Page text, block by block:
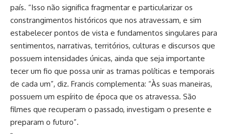
país. “Isso não significa fragmentar e particularizar os
constrangimentos históricos que nos atravessam, e sim
estabelecer pontos de vista e fundamentos singulares para
sentimentos, narrativas, territórios, culturas e discursos que
possuem intensidades únicas, ainda que seja importante
tecer um fio que possa unir as tramas políticas e temporais
de cada um”, diz. Francis complementa: “Às suas maneiras,
possuem um espírito de época que os atravessa. São
filmes que recuperam o passado, investigam o presente e
preparam o futuro”.